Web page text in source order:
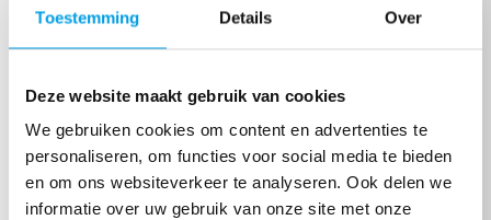
Toestemming Details Over
Deze website maakt gebruik van cookies
We gebruiken cookies om content en advertenties te
personaliseren, om functies voor social media te bieden
en om ons websiteverkeer te analyseren. Ook delen we
informatie over uw gebruik van onze site met onze